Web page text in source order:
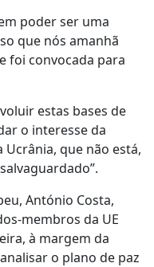
poder ser uma
que nós amanhã
foi convocada para
estas bases de
o interesse da
que não está,
António Costa,
membros da UE
à margem da
o plano de paz